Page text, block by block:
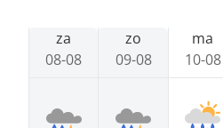
za
08-08
zo
09-08
ma
10-08